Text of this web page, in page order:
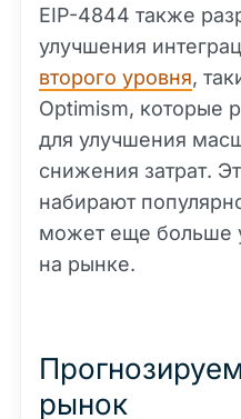
EIP-4844 также
улучшения
второго уровня,
Optimism, которые
для улучшения
снижения затрат.
набирают
может еще больше
на рынке.
рынок